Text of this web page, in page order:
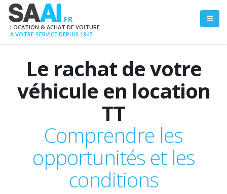
SAAI .FR
LOCATION & ACHAT DE VOITURE
A VOTRE SERVICE DEPUIS 1947
Le rachat de votre
véhicule en location
TT
Comprendre les
opportunités et les
conditions